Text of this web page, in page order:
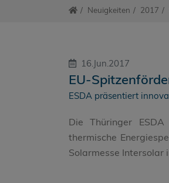
Neuigkeiten 2017
16.Jun.2017
EU-
ESDA präsentiert
Die Thüringer
thermische
Solarmesse Intersolar